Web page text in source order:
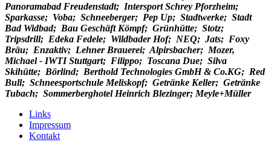
Panoramabad Freudenstadt; Intersport Schrey Pforzheim;
Sparkasse; Voba; Schneeberger; Pep Up; Stadtwerke; Stadt
Bad Widbad; Bau Geschäft Kömpf; Grünhütte; Stotz;
Tripsdrill; Edeka Fedele; Wildbader Hof; NEQ; Jats; Foxy
Bräu; Enzaktiv; Lehner Brauerei; Alpirsbacher; Mozer,
Michael - IWTI Stuttgart; Filippo; Toscana Due; Silva
Skihütte; Börlind; Berthold Technologies GmbH & Co.KG; Red
Bull; Schneesportschule Meliskopf; Getränke Keller; Getränke
Tubach; Sommerberghotel Heinrich Blezinger; Meyle+Müller
Links
Impressum
Kontakt